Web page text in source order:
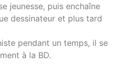
jeunesse, puis enchaîne
dessinateur et plus tard
pendant un temps, il se
à la BD.